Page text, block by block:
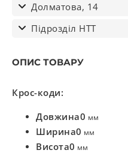
Долматова, 14
Підрозділ НТТ
ОПИС ТОВАРУ
Крос-коди:
Довжина0 мм
Ширина0 мм
Висота0 мм